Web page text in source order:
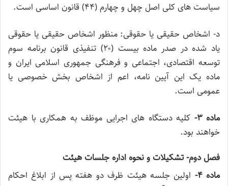
سیاست های کلی اصل چهل و چهارم (۴۴) قانون اساسی است.
د- اشخاص حقیقی یا حقوقی: منظور اشخاص حقیقی یا حقوقی
یاد شده در صدر ماده بیست (۲۰) تنفیذی قانون برنامه سوم
توسعه اقتصادی، اجتماعی و فرهنگی جمهوری اسلامی ایران و
ماده یک این آیین نامه، اعم از اشخاص بخش خصوصی یا
عمومی است.
ماده ۳-
کلیه دستگاه های اجرایی موظف به همکاری با هیئت
خواهند بود.
فصل دوم- تشکیلات و نحوه اداره جلسات هیئت
ماده ۴-
اولین جلسه هیئت ظرف دو هفته پس از ابلاغ احکام